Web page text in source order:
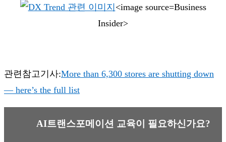
<image source=Business
Insider>
관련참고기사:More than 6,300 stores are shutting down
— here’s the full list
AI트랜스포메이션 교육이 필요하신가요?